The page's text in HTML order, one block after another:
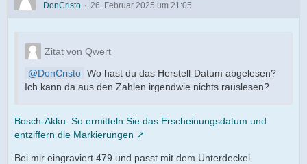
DonCristo 26. Februar 2025 um 21:05
Zitat von Qwert
DonCristo Wo hast du das Herstell-Datum abgelesen?
Ich kann da aus den Zahlen irgendwie nichts rauslesen?
Bosch-Akku: So ermitteln Sie das Erscheinungsdatum und
entziffern die Markierungen
Bei mir eingraviert 479 und passt mit dem Unterdeckel.